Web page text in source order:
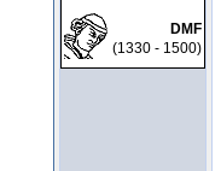
DMF
(1330 - 1500)